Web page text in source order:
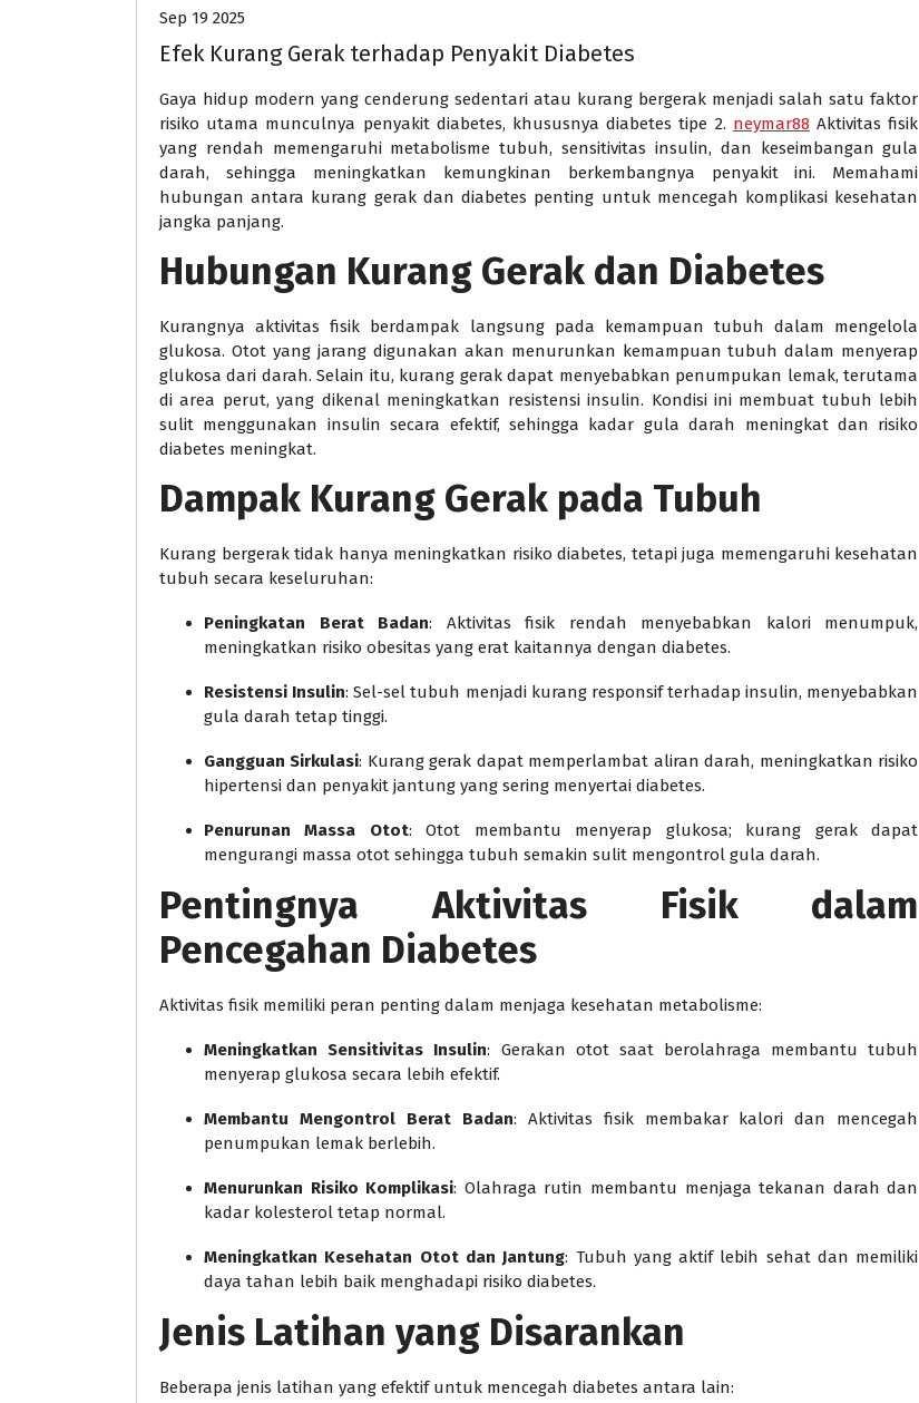
Sep 19 2025
Efek Kurang Gerak terhadap Penyakit Diabetes
Gaya hidup modern yang cenderung sedentari atau kurang bergerak menjadi salah satu faktor
risiko utama munculnya penyakit diabetes, khususnya diabetes tipe 2. neymar88 Aktivitas fisik
yang rendah memengaruhi metabolisme tubuh, sensitivitas insulin, dan keseimbangan gula
darah, sehingga meningkatkan kemungkinan berkembangnya penyakit ini. Memahami
hubungan antara kurang gerak dan diabetes penting untuk mencegah komplikasi kesehatan
jangka panjang.
Hubungan Kurang Gerak dan Diabetes
Kurangnya aktivitas fisik berdampak langsung pada kemampuan tubuh dalam mengelola
glukosa. Otot yang jarang digunakan akan menurunkan kemampuan tubuh dalam menyerap
glukosa dari darah. Selain itu, kurang gerak dapat menyebabkan penumpukan lemak, terutama
di area perut, yang dikenal meningkatkan resistensi insulin. Kondisi ini membuat tubuh lebih
sulit menggunakan insulin secara efektif, sehingga kadar gula darah meningkat dan risiko
diabetes meningkat.
Dampak Kurang Gerak pada Tubuh
Kurang bergerak tidak hanya meningkatkan risiko diabetes, tetapi juga memengaruhi kesehatan
tubuh secara keseluruhan:
Peningkatan Berat Badan: Aktivitas fisik rendah menyebabkan kalori menumpuk,
meningkatkan risiko obesitas yang erat kaitannya dengan diabetes.
Resistensi Insulin: Sel-sel tubuh menjadi kurang responsif terhadap insulin, menyebabkan
gula darah tetap tinggi.
Gangguan Sirkulasi: Kurang gerak dapat memperlambat aliran darah, meningkatkan risiko
hipertensi dan penyakit jantung yang sering menyertai diabetes.
Penurunan Massa Otot: Otot membantu menyerap glukosa; kurang gerak dapat
mengurangi massa otot sehingga tubuh semakin sulit mengontrol gula darah.
Pentingnya Aktivitas Fisik dalam
Pencegahan Diabetes
Aktivitas fisik memiliki peran penting dalam menjaga kesehatan metabolisme:
Meningkatkan Sensitivitas Insulin: Gerakan otot saat berolahraga membantu tubuh
menyerap glukosa secara lebih efektif.
Membantu Mengontrol Berat Badan: Aktivitas fisik membakar kalori dan mencegah
penumpukan lemak berlebih.
Menurunkan Risiko Komplikasi: Olahraga rutin membantu menjaga tekanan darah dan
kadar kolesterol tetap normal.
Meningkatkan Kesehatan Otot dan Jantung: Tubuh yang aktif lebih sehat dan memiliki
daya tahan lebih baik menghadapi risiko diabetes.
Jenis Latihan yang Disarankan
Beberapa jenis latihan yang efektif untuk mencegah diabetes antara lain: